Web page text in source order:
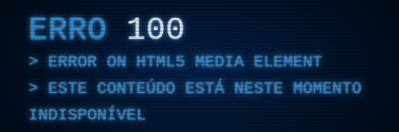
ERRO 100
ERROR ON HTML5 MEDIA ELEMENT
ESTE CONTEÚDO ESTÁ NESTE MOMENTO
INDISPONÍVEL